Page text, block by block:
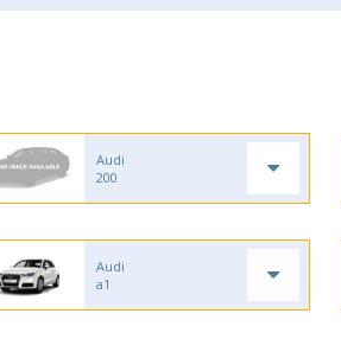
Audi
200
Audi
a1